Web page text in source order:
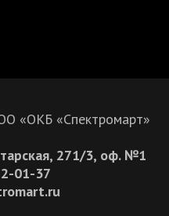
«ОКБ «Спектромарт»
271/3, оф. №1
01-37